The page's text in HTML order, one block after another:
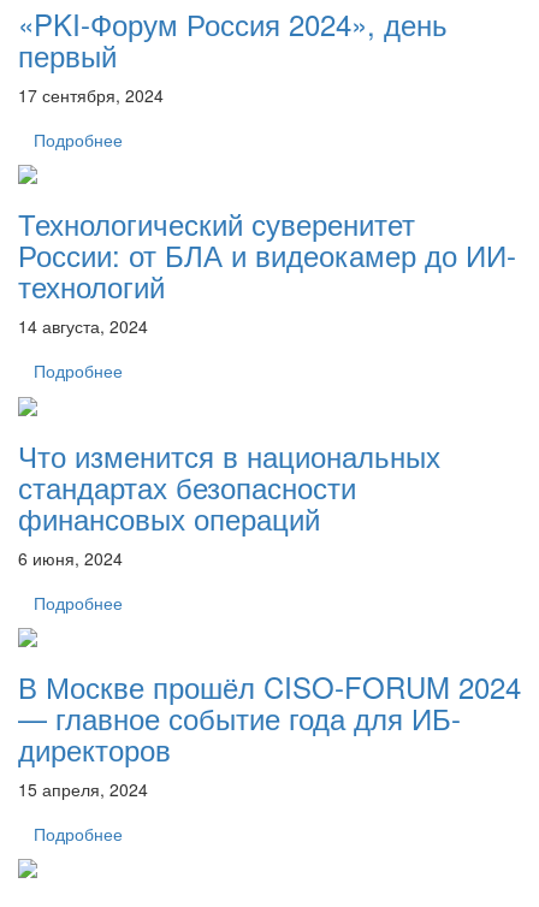
«PKI-Форум Россия 2024», день
первый
17 сентября, 2024
Подробнее
Технологический суверенитет
России: от БЛА и видеокамер до ИИ-
технологий
14 августа, 2024
Подробнее
Что изменится в национальных
стандартах безопасности
финансовых операций
6 июня, 2024
Подробнее
В Москве прошёл CISO-FORUM 2024
— главное событие года для ИБ-
директоров
15 апреля, 2024
Подробнее